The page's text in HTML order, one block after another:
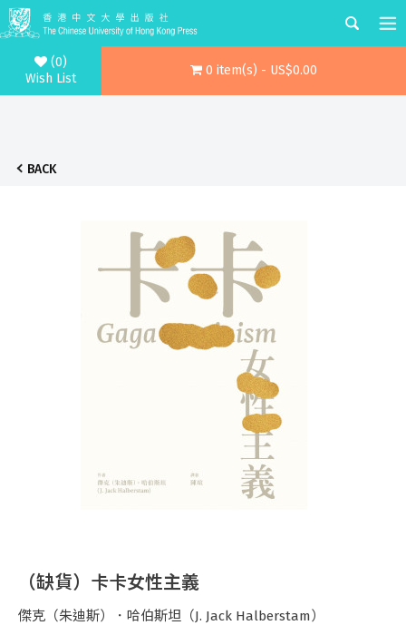
(0)
Wish List
0 item(s) - US$0.00
BACK
（缺貨）卡卡女性主義
傑克（朱迪斯）．哈伯斯坦（J. Jack Halberstam）